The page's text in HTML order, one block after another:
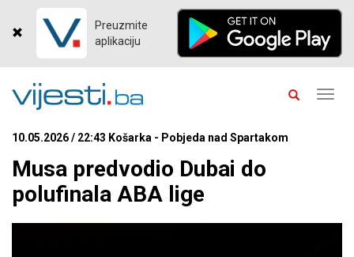
Preuzmite
aplikaciju
10.05.2026 / 22:43 Košarka - Pobjeda nad Spartakom
Musa predvodio Dubai do
polufinala ABA lige